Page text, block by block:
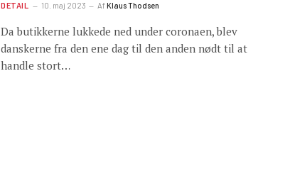
DETAIL 10. maj 2023 AfKlaus Thodsen
Da butikkerne lukkede ned under coronaen, blev
danskerne fra den ene dag til den anden nødt til at
handle stort…